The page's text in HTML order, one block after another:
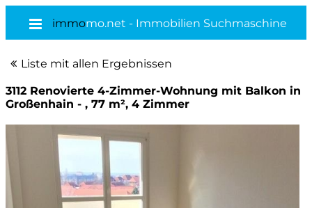
immomo.net - Immobilien Suchmaschine
Liste mit allen Ergebnissen
3112 Renovierte 4-Zimmer-Wohnung mit Balkon in
Großenhain - , 77 m², 4 Zimmer